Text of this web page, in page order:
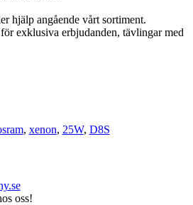
hjälp angående vårt sortiment.
exklusiva erbjudanden, tävlingar med
, xenon, 25W, D8S
oss!